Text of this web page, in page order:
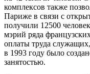
комплексов также
Париже в связи с
получили 12500
мэрий ряда
оплаты труда
в 1993 году было
занятостью.